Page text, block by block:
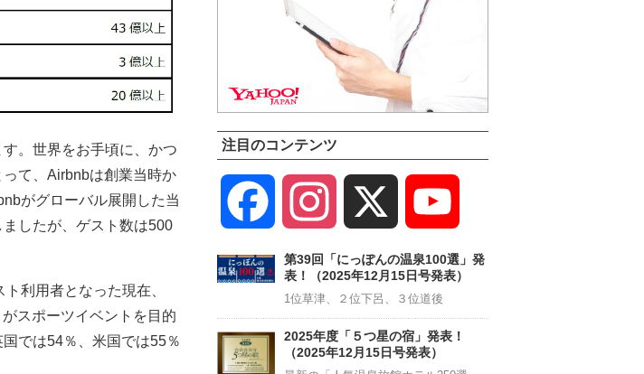
。世界をお手頃に、かつ
て、Airbnbは創業当時か
がグローバル展開した当
したが、ゲスト数は500
利用者となった現在、
スポーツイベントを目的
では54％、米国では55％
注目のコンテンツ
Facebook Instagram
Channel
第39回「にっぽんの温泉100選」発
表！（2025年12月15日号発表）
1位草津、２位下呂、３位道後
2025年度「５つ星の宿」発表！
（2025年12月15日号発表）